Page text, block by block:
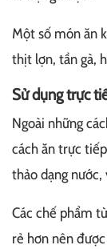
Một số món ăn
thịt lợn, tần gà,
Sử dụng trực
Ngoài những
cách ăn trực
thảo dạng
Các chế phẩm
rẻ hơn nên